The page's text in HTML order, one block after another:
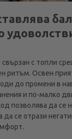
свързан с топли
ритъм. Освен
до промени в
и по-малко
позволява да се
да се отрази